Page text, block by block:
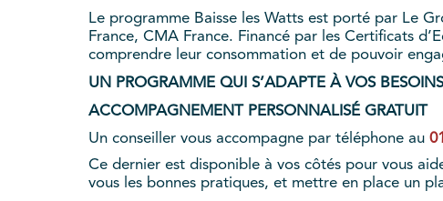
Le programme Baisse les Watts est porté par Le
France, CMA France. Financé par les Certificats
comprendre leur consommation et de pouvoir
UN PROGRAMME QUI S’ADAPTE À VOS BESOINS
ACCOMPAGNEMENT PERSONNALISÉ GRATUIT
Un conseiller vous accompagne par téléphone au
Ce dernier est disponible à vos côtés pour vous
vous les bonnes pratiques, et mettre en place un